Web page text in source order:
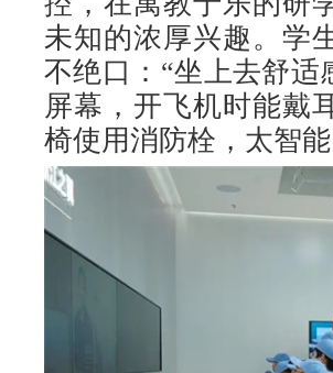
未知的浓厚兴趣。学
不绝口：“坐上去舒
屏幕，开飞机时能戴
椅使用消防栓，太智